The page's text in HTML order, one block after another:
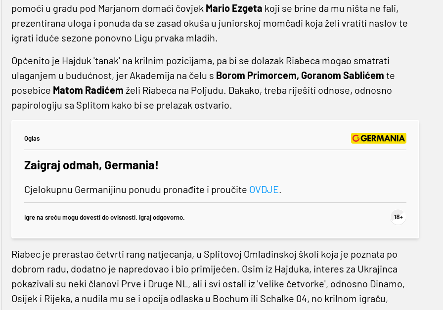
pomoći u gradu pod Marjanom domaći čovjek Mario Ezgeta koji se brine da mu ništa ne fali,
prezentirana uloga i ponuda da se zasad okuša u juniorskoj momčadi koja želi vratiti naslov te
igrati iduće sezone ponovno Ligu prvaka mladih.
Općenito je Hajduk 'tanak' na krilnim pozicijama, pa bi se dolazak Riabeca mogao smatrati
ulaganjem u budućnost, jer Akademija na čelu s Borom Primorcem, Goranom Sablićem te
posebice Matom Radićem želi Riabeca na Poljudu. Dakako, treba riješiti odnose, odnosno
papirologiju sa Splitom kako bi se prelazak ostvario.
Oglas
Zaigraj odmah, Germania!
Cjelokupnu Germanijinu ponudu pronađite i proučite OVDJE.
Igre na sreću mogu dovesti do ovisnosti. Igraj odgovorno.
Riabec je prerastao četvrti rang natjecanja, u Splitovoj Omladinskoj školi koja je poznata po
dobrom radu, dodatno je napredovao i bio primijećen. Osim iz Hajduka, interes za Ukrajinca
pokazivali su neki članovi Prve i Druge NL, ali i svi ostali iz 'velike četvorke', odnosno Dinamo,
Osijek i Rijeka, a nudila mu se i opcija odlaska u Bochum ili Schalke 04, no krilnom igraču,